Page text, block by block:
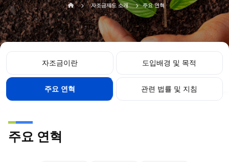
홈으로 이동자조금제도 소개 주요 연혁
자조금이란 도입배경 및 목적
주요 연혁 관련 법률 및 지침
주요 연혁